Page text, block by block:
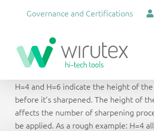
Governance and Certifications
H=4 and H=6 indicate the height of
before it’s sharpened. The height of
affects the number of sharpening
be applied. As a rough example: H=4